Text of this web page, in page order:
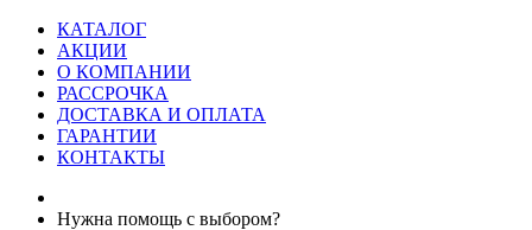
КАТАЛОГ
АКЦИИ
О КОМПАНИИ
РАССРОЧКА
ДОСТАВКА И ОПЛАТА
ГАРАНТИИ
КОНТАКТЫ
Нужна помощь с выбором?